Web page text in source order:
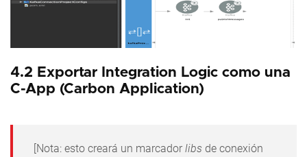
4.2 Exportar Integration Logic como una
C-App (Carbon Application)
[Nota: esto creará un marcador libs de conexión